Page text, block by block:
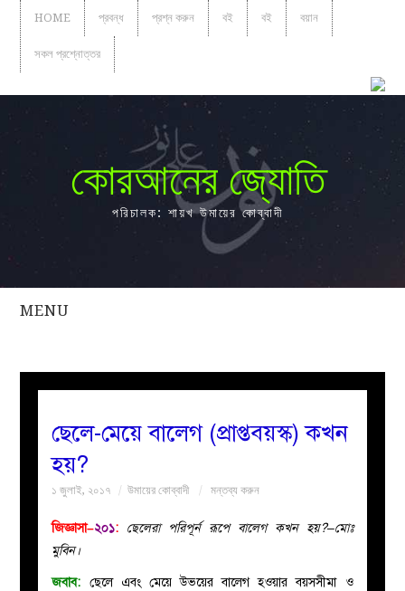
HOME প্রবন্ধ প্রশ্ন করুন বই বই বয়ান
সকল প্রশ্নোত্তর
কোরআনের জ্যোতি
পরিচালক: শায়খ উমায়ের কোব্বাদী
MENU
সকল
নারীদের
ইসলাহী
ছেলে-মেয়ে বালেগ (প্রাপ্তবয়স্ক) কখন
হয়?
১ জুলাই, ২০১৭ উমায়ের কোব্বাদী মন্তব্য করুন
জিজ্ঞাসা–২০১: ছেলেরা পরিপূর্ন রূপে বালেগ কখন হয়?–মোঃ
মুবিন।
জবাব: ছেলে এবং মেয়ে উভয়ের বালেগ হওয়ার বয়সসীমা ও